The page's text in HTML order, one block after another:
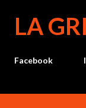
LA
Facebook